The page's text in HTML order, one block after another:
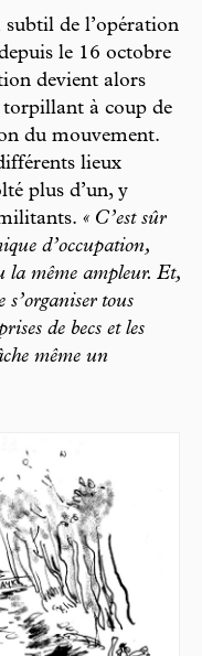
subtil de l’opération
le 16 octobre
devient alors
à coup de
du mouvement.
lieux
plus d’un, y
« C’est sûr
d’occupation,
la même ampleur. Et,
tous
de becs et les
même un